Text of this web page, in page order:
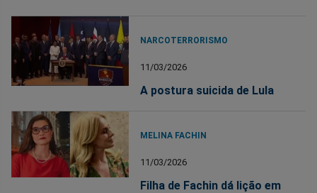
NARCOTERRORISMO
11/03/2026
A postura suicida de Lula
MELINA FACHIN
11/03/2026
Filha de Fachin dá lição em